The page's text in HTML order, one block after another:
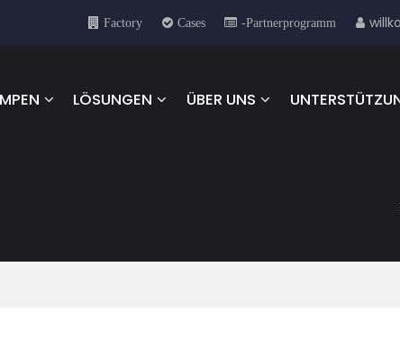
Factory Cases -Partnerprogramm
LÖSUNGEN ÜBER UNS